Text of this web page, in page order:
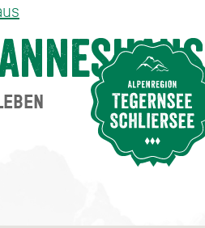
Suche abschicken